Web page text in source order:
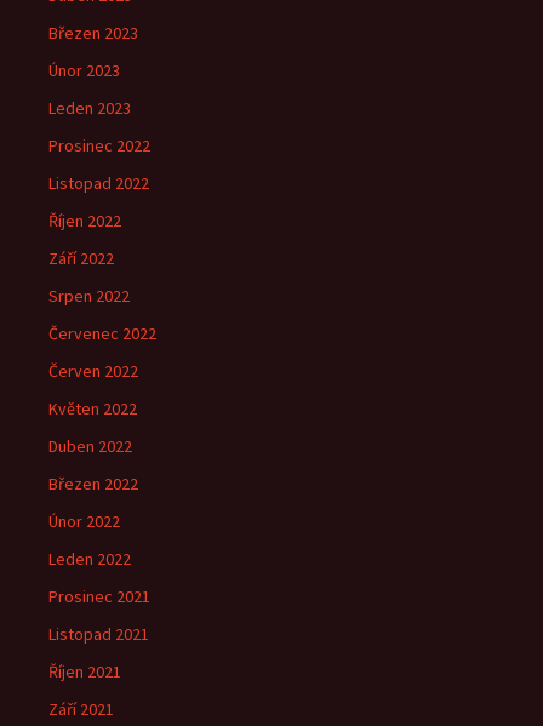
Březen 2023
Únor 2023
Leden 2023
Prosinec 2022
Listopad 2022
Říjen 2022
Září 2022
Srpen 2022
Červenec 2022
Červen 2022
Květen 2022
Duben 2022
Březen 2022
Únor 2022
Leden 2022
Prosinec 2021
Listopad 2021
Říjen 2021
Září 2021